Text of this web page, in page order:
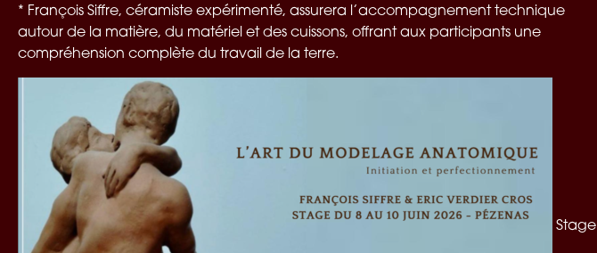
* François Siffre, céramiste expérimenté, assurera l’accompagnement technique
autour de la matière, du matériel et des cuissons, offrant aux participants une
compréhension complète du travail de la terre.
Stage